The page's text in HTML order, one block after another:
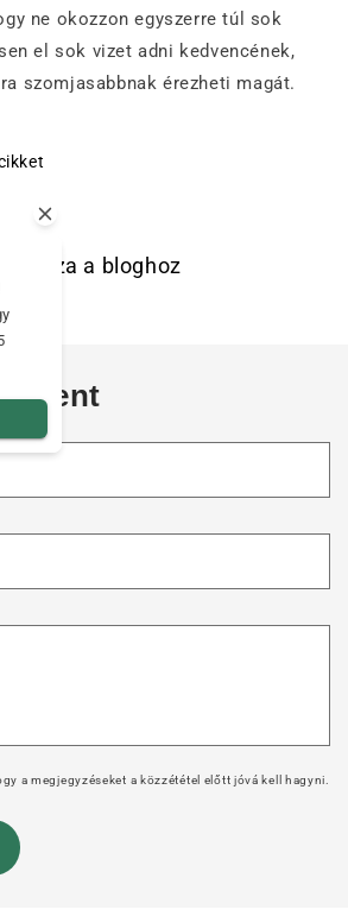
ne okozzon egyszerre túl sok
el sok vizet adni kedvencének,
szomjasabbnak érezheti magát.
Vissza a bloghoz
a megjegyzéseket a közzététel előtt jóvá kell hagyni.